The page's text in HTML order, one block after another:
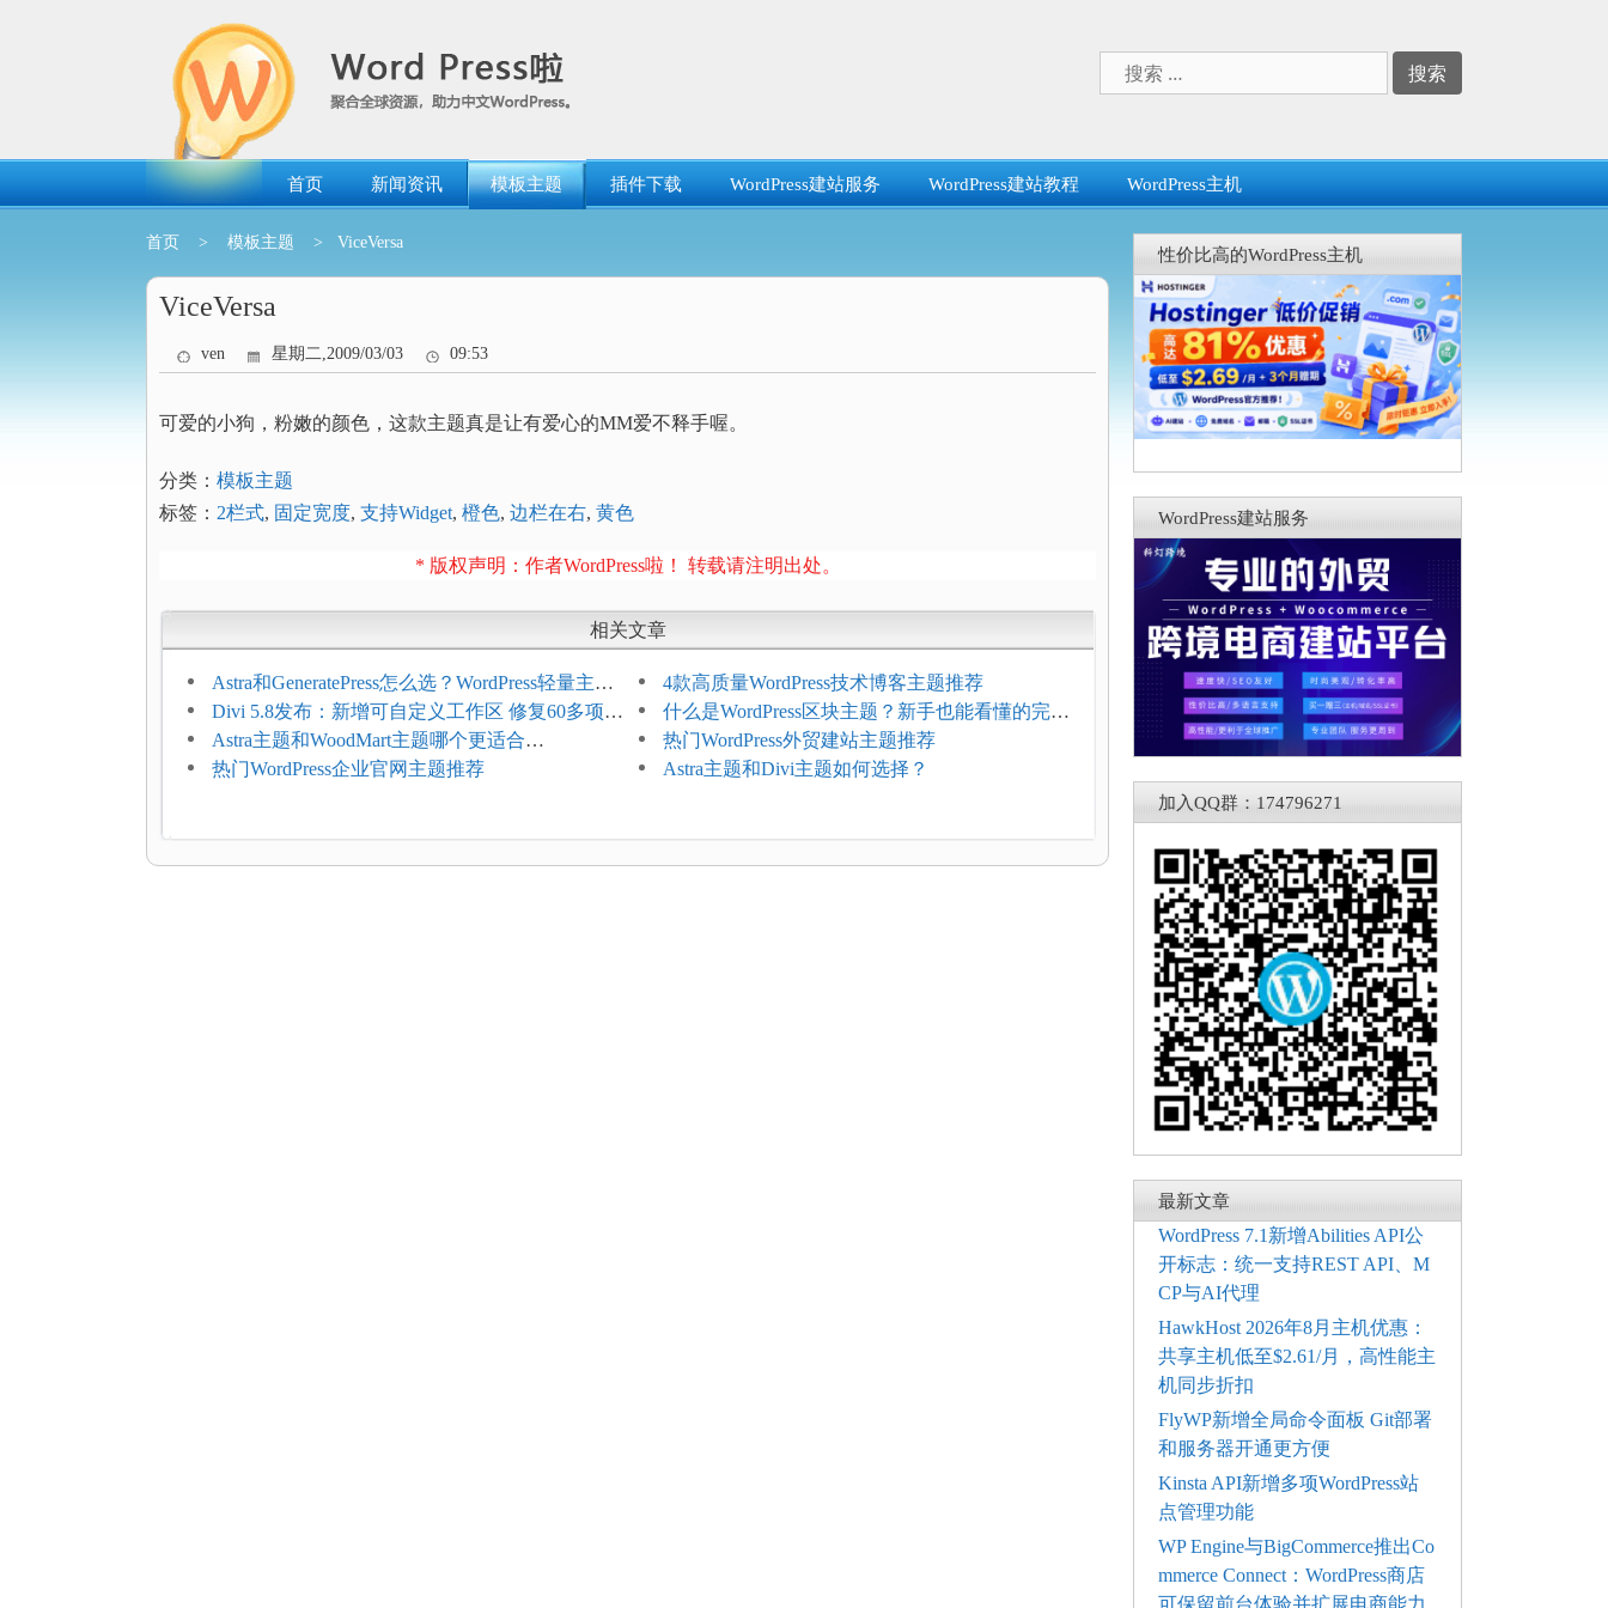
索：
首页 新闻资讯 模板主题 插件下载 WordPress建站服务 WordPress建站教程 WordPress主机
首页 > 模板主题 > ViceVersa
ViceVersa
ven 星期二,2009/03/03 09:53
可爱的小狗，粉嫩的颜色，这款主题真是让有爱心的MM爱不释手喔。
分类： 模板主题
标签： 2栏式, 固定宽度, 支持Widget, 橙色, 边栏在右, 黄色
* 版权声明：作者WordPress啦！ 转载请注明出处。
相关文章
Astra和GeneratePress怎么选？WordPress轻量主题
选型维度
4款高质量WordPress技术博客主题推荐
Divi 5.8发布：新增可自定义工作区 修复60多项问
题
什么是WordPress区块主题？新手也能看懂的完整
介绍
Astra主题和WoodMart主题哪个更适合
WooCommerce
热门WordPress外贸建站主题推荐
热门WordPress企业官网主题推荐
Astra主题和Divi主题如何选择？
性价比高的WordPress主机
WordPress建站服务
加入QQ群：174796271
最新文章
WordPress 7.1新增Abilities API公
开标志：统一支持REST API、M
CP与AI代理
HawkHost 2026年8月主机优惠：
共享主机低至$2.61/月，高性能主
机同步折扣
FlyWP新增全局命令面板 Git部署
和服务器开通更方便
Kinsta API新增多项WordPress站
点管理功能
WP Engine与BigCommerce推出Co
mmerce Connect：WordPress商店